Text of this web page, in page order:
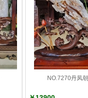
NO.7270丹凤